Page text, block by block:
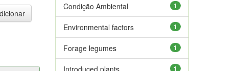
1
Condição Ambiental
1
Environmental factors
1
Forage legumes
1
Introduced plants